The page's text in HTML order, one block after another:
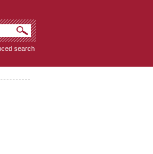
search